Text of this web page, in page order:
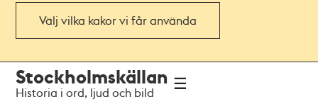
Välj vilka kakor vi får använda
navigationen
huvudinnehållet
Stockholmskällan
Historia i ord, ljud och bild